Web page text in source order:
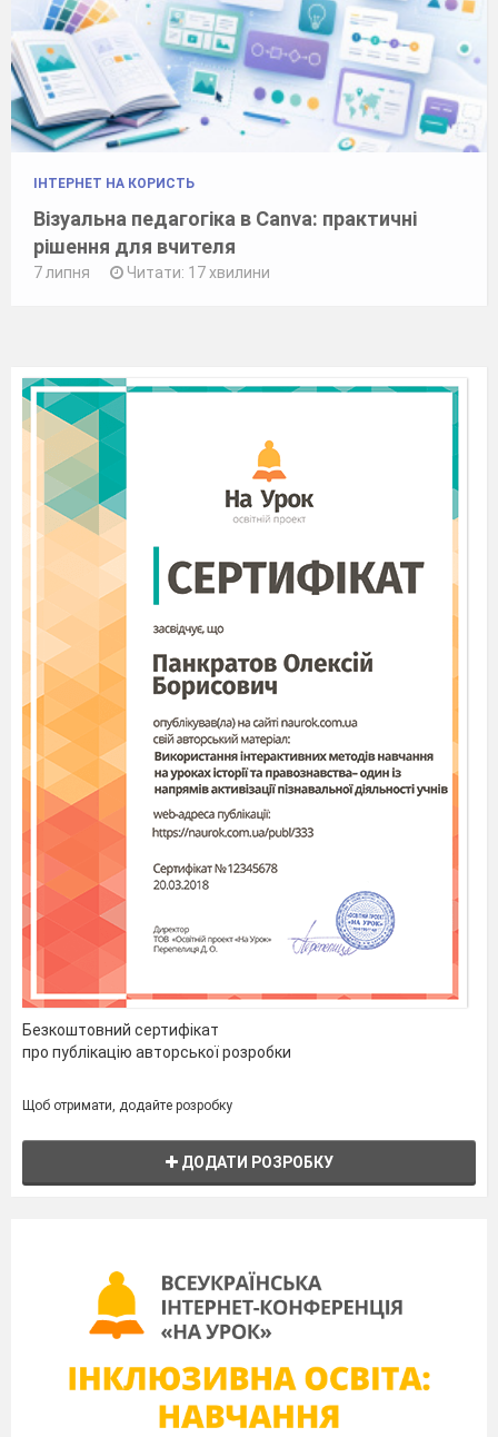
ІНТЕРНЕТ НА КОРИСТЬ
Візуальна педагогіка в Canva: практичні
рішення для вчителя
7 липня Читати: 17 хвилини
Безкоштовний сертифікат
про публікацію авторської розробки
Щоб отримати, додайте розробку
ДОДАТИ РОЗРОБКУ